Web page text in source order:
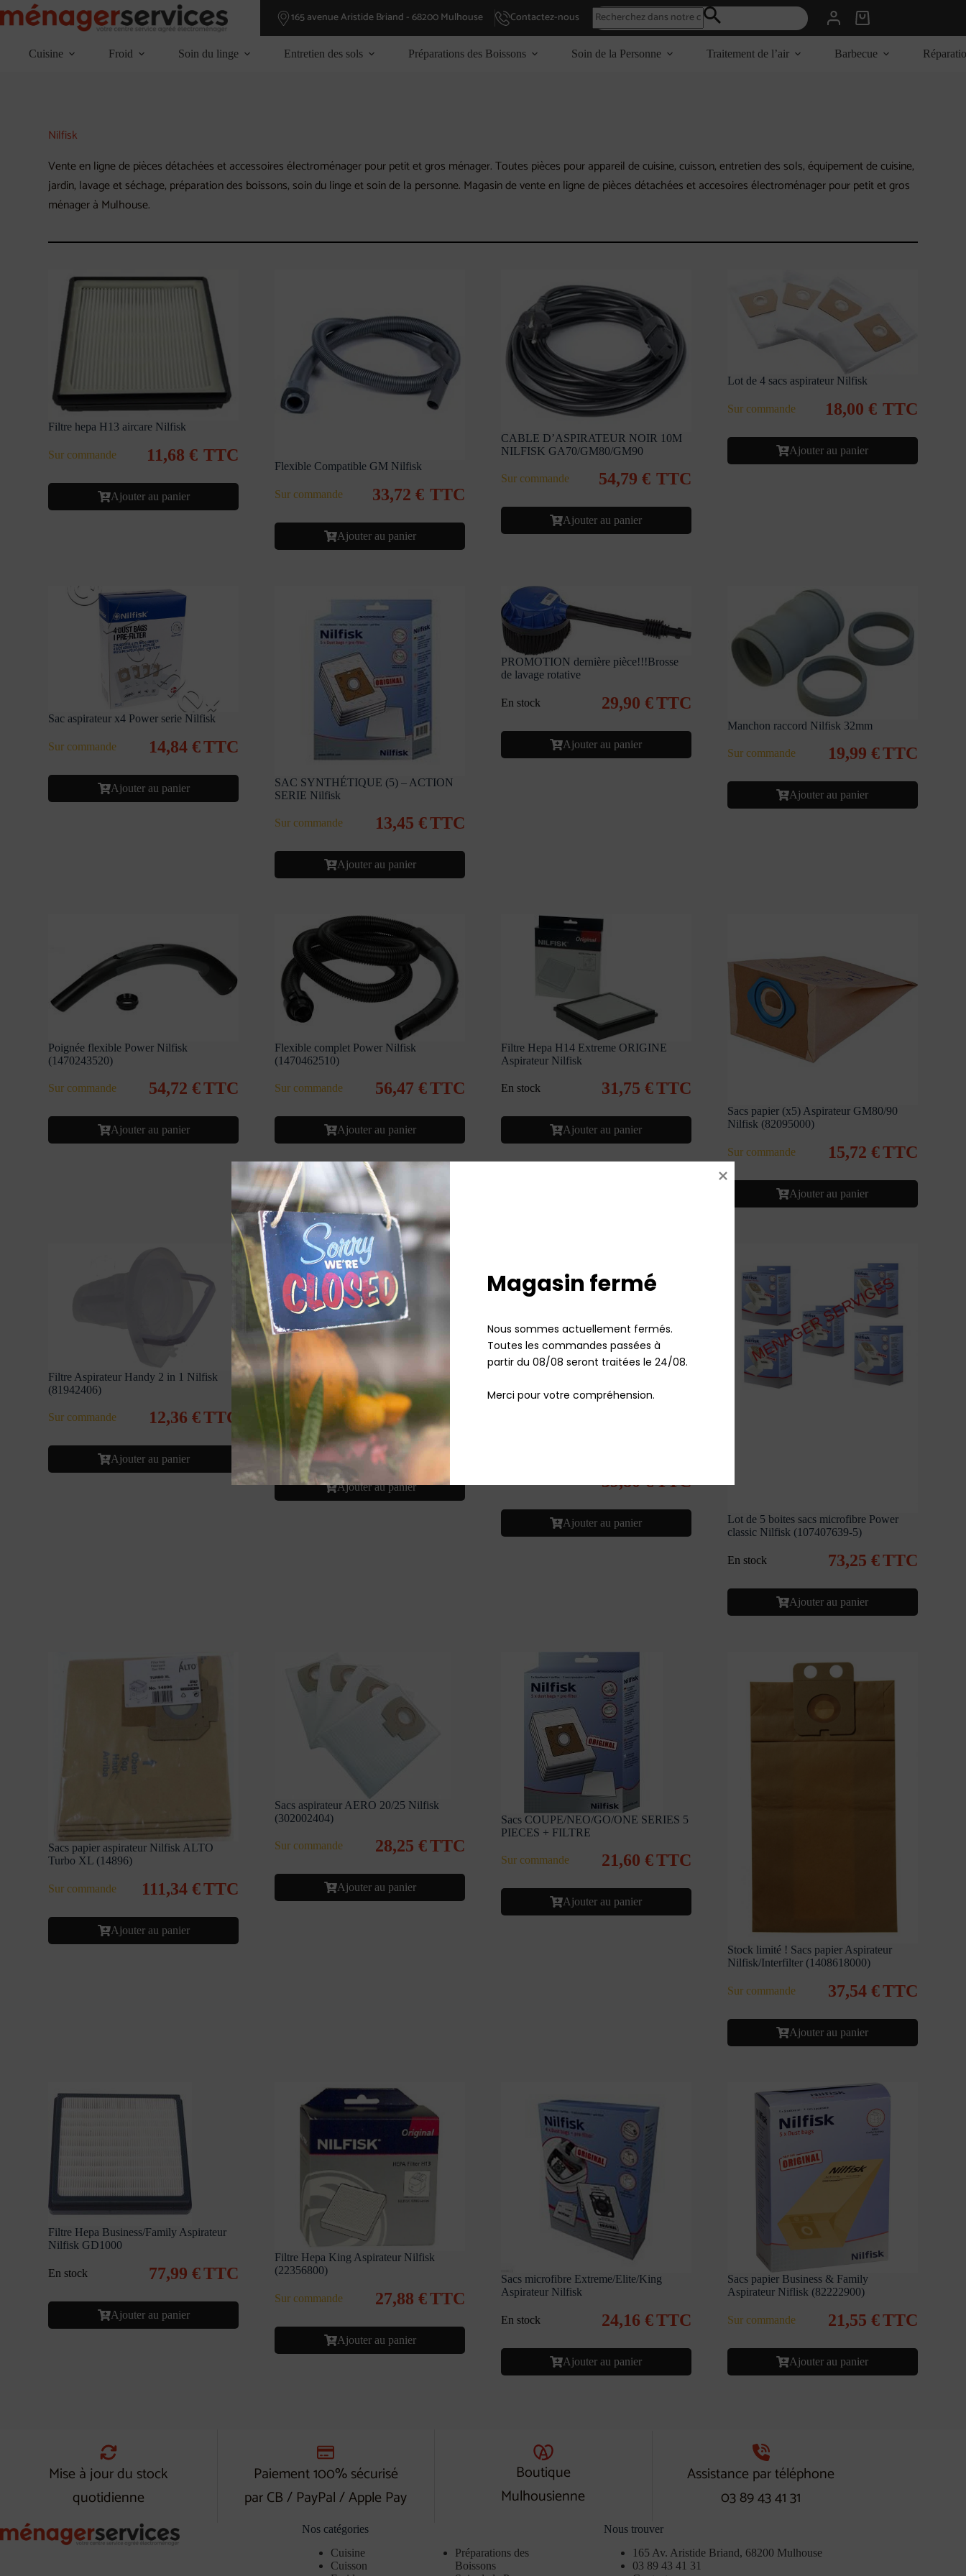
au
165 avenue Aristide Briand - 68200 Mulhouse Contactez-nous
Panier
d’achat
Cuisine
Froid Soin du linge Entretien des sols Préparations des Boissons Soin de la Personne Traitement de l’air Barbecue
Nilfisk
Vente en ligne de pièces détachées et accessoires électroménager pour petit et gros ménager. Toutes pièces pour appareil de cuisine, cuisson, entretien des sols, équipement de cuisine,
jardin, lavage et séchage, préparation des boissons, soin du linge et soin de la personne. Magasin de vente en ligne de pièces détachées et accesoires électroménager pour petit et gros
ménager à Mulhouse.
Filtre hepa H13 aircare Nilfisk
Sur commande 11,68€ TTC
Ajouter au panier
Flexible Compatible GM Nilfisk
Sur commande 33,72 € TTC
Ajouter au panier
CABLE D’ASPIRATEUR NOIR 10M
NILFISK GA70/GM80/GM90
Sur commande 54,79 € TTC
Ajouter au panier
Lot de 4 sacs aspirateur Nilfisk
Sur commande 18,00 € TTC
Ajouter au panier
Sac aspirateur x4 Power serie Nilfisk
Sur commande 14,84€TTC
Ajouter au panier
SAC SYNTHÉTIQUE (5) – ACTION
SERIE Nilfisk
Sur commande 13,45 €TTC
Ajouter au panier
PROMOTION dernière pièce!!!Brosse
de lavage rotative
En stock 29,90 €TTC
Ajouter au panier
Manchon raccord Nilfisk 32mm
Sur commande 19,99 €TTC
Ajouter au panier
Poignée flexible Power Nilfisk
(1470243520)
Sur commande 54,72€TTC
Ajouter au panier
Flexible complet Power Nilfisk
(1470462510)
Sur commande 56,47 €TTC
Ajouter au panier
Filtre Hepa H14 Extreme ORIGINE
Aspirateur Nilfisk
En stock 31,75 €TTC
Ajouter au panier
Sacs papier (x5) Aspirateur GM80/90
Nilfisk (82095000)
Sur commande 15,72 €TTC
Ajouter au panier
Filtre Aspirateur Handy 2 in 1 Nilfisk
(81942406)
Sur commande 12,36€TTC
Ajouter au panier
Stock limité ! Carte électronique + Inter
M/A Aspirateur Nilfisk (1470414500)
En stock 43,00€ TTC
Ajouter au panier 39,80€TTC
Ajouter au panier
Lot de 5 boites sacs microfibre Power
classic Nilfisk (107407639-5)
En stock 73,25 €TTC
Ajouter au panier
Sacs papier aspirateur Nilfisk ALTO
Turbo XL (14896)
Sur commande 111,34€TTC
Ajouter au panier
Sacs aspirateur AERO 20/25 Nilfisk
(302002404)
Sur commande 28,25 €TTC
Ajouter au panier
Sacs COUPE/NEO/GO/ONE SERIES 5
PIECES + FILTRE
Sur commande 21,60 €TTC
Ajouter au panier
Stock limité ! Sacs papier Aspirateur
Nilfisk/Interfilter (1408618000)
Sur commande 37,54 €TTC
Ajouter au panier
Filtre Hepa Business/Family Aspirateur
Nilfisk GD1000
En stock 77,99€TTC
Ajouter au panier
Filtre Hepa King Aspirateur Nilfisk
(22356800)
Sur commande 27,88 €TTC
Ajouter au panier
Sacs microfibre Extreme/Elite/King
Aspirateur Nilfisk
En stock 24,16 €TTC
Ajouter au panier
Sacs papier Business & Family
Aspirateur Niflisk (82222900)
Sur commande 21,55 €TTC
Ajouter au panier
Mise à jour du stock
quotidienne
Paiement 100% sécurisé
par CB / PayPal / Apple Pay
Boutique
Mulhousienne
Assistance par téléphone
03 89 43 41 31
Nos catégories
Cuisine
Cuisson
Préparations des
Boissons
Nous trouver
165 Av. Aristide Briand, 68200 Mulhouse
03 89 43 41 31
Magasin fermé
Nous sommes actuellement fermés.
Toutes les commandes passées à
partir du 08/08 seront traitées le 24/08.
Merci pour votre compréhension.